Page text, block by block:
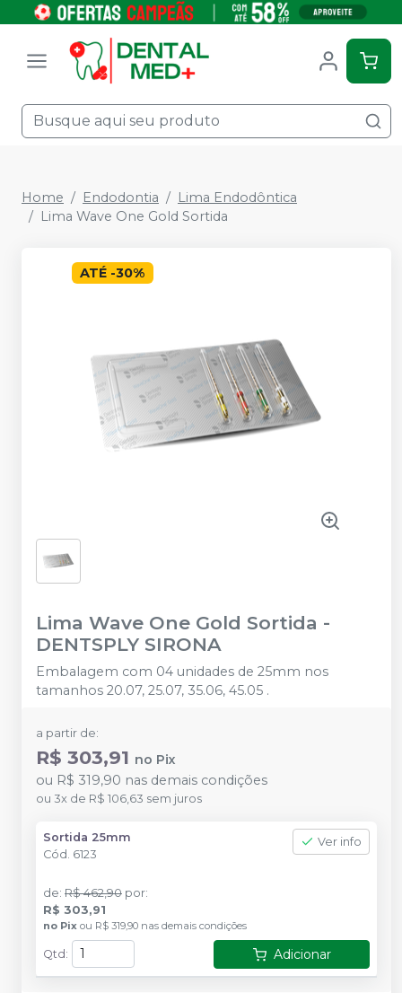
Home Endodontia
Lima Endodôntica
Lima Wave One Gold Sortida
ATÉ -30%
Lima Wave One Gold Sortida -
DENTSPLY SIRONA
Embalagem com 04 unidades de 25mm nos
tamanhos 20.07, 25.07, 35.06, 45.05 .
a partir de:
R$ 303,91 no Pix
ou R$ 319,90 nas demais condições
ou 3x de R$ 106,63 sem juros
Sortida 25mm
Cód. 6123
Ver info
de: R$ 462,90 por:
R$ 303,91
no Pix ou R$ 319,90 nas demais condições
Qtd : Adicionar